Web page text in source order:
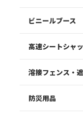
ビニールブース
高速シートシャ
溶接フェンス・
防災用品